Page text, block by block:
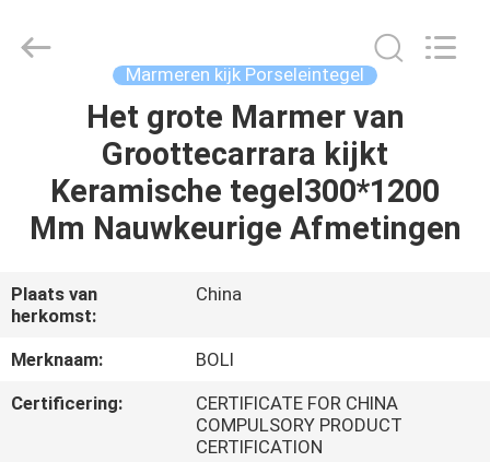
PRODUCTEN
OVER
ONS
FABRIEKSTOCHT
CERAMICS
CO.,LTD..
Marmeren kijk Porseleintegel
Het grote Marmer van
Groottecarrara kijkt
Keramische tegel300*1200
Mm Nauwkeurige Afmetingen
Plaats van
herkomst:
China
Merknaam:
BOLI
Certificering:
CERTIFICATE FOR CHINA
COMPULSORY PRODUCT
CERTIFICATION